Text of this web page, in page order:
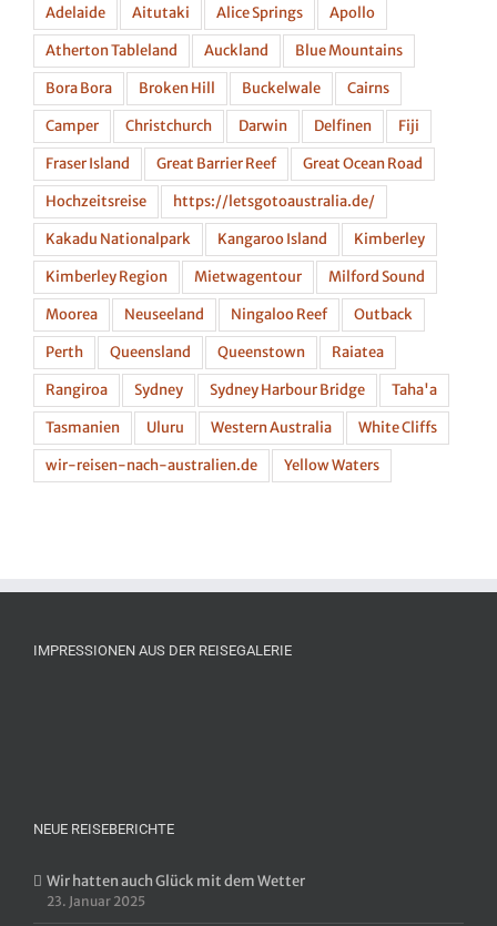
Adelaide Aitutaki Alice Springs
Apollo
Atherton Tableland
Auckland
Blue Mountains
Bora Bora
Broken Hill Buckelwale
Cairns
Camper
Christchurch Darwin Delfinen
Fiji
Fraser Island
Great Barrier Reef
Great Ocean Road
Hochzeitsreise
https://letsgotoaustralia.de/
Kakadu Nationalpark
Kangaroo Island
Kimberley
Kimberley Region
Mietwagentour
Milford Sound
Moorea
Neuseeland Ningaloo Reef
Outback
Perth
Queensland Queenstown
Raiatea
Rangiroa
Sydney Sydney Harbour Bridge
Taha'a
Tasmanien
Uluru Western Australia
White Cliffs
wir-reisen-nach-australien.de
Yellow Waters
IMPRESSIONEN AUS DER REISEGALERIE
NEUE REISEBERICHTE
Wir hatten auch Glück mit dem Wetter
23. Januar 2025